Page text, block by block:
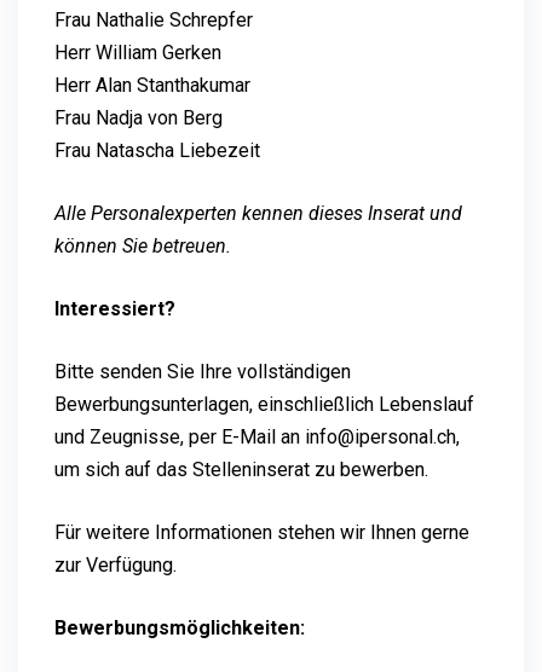
Frau Nathalie Schrepfer
Herr William Gerken
Herr Alan Stanthakumar
Frau Nadja von Berg
Frau Natascha Liebezeit
Alle Personalexperten kennen dieses Inserat und
können Sie betreuen.
Interessiert?
Bitte senden Sie Ihre vollständigen
Bewerbungsunterlagen, einschließlich Lebenslauf
und Zeugnisse, per E-Mail an info@ipersonal.ch,
um sich auf das Stelleninserat zu bewerben.
Für weitere Informationen stehen wir Ihnen gerne
zur Verfügung.
Bewerbungsmöglichkeiten: